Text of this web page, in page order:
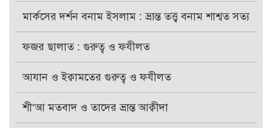
মার্কসের দর্শন বনাম ইসলাম : ভ্রান্ত তত্ত্ব বনাম শাশ্বত সত্য
ফজর ছালাত : গুরুত্ব ও ফযীলত
আযান ও ইক্বামতের গুরুত্ব ও ফযীলত
শী‘আ মতবাদ ও তাদের ভ্রান্ত আক্বীদা